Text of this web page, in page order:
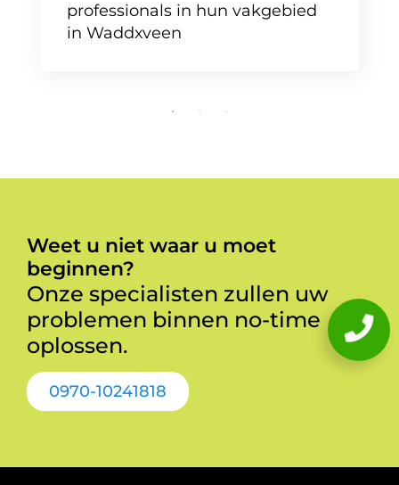
professionals in hun vakgebied
in Waddxveen
Weet u niet waar u moet
beginnen?
Onze specialisten zullen uw
problemen binnen no-time
oplossen.
0970-10241818